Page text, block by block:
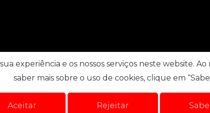
de litígios. Política de Privacidade Livro de
experiência e os nossos serviços neste website.
saber mais sobre o uso de cookies, clique em
Aceitar Rejeitar